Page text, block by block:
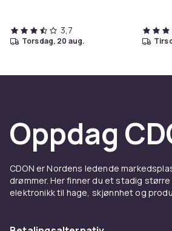
3,7
torsdag, 20 aug.
Oppdag
CDON er Nordens ledende
drømmer. Her finner du et stadig
elektronikk til hage, skjønnhet og